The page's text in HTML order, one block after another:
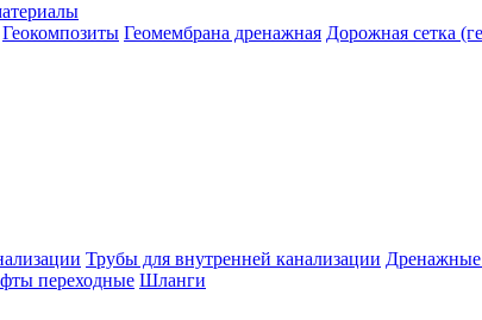
Геокомпозиты Геомембрана дренажная Дорожная сетка
Трубы для внутренней канализации
переходные Шланги